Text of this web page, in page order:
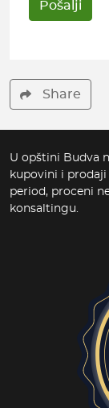
Share
U opštini Budva
kupovini i prodaji
period, proceni
konsaltingu.